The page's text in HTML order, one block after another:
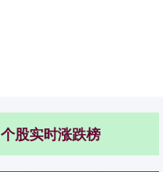
个股实时涨跌榜